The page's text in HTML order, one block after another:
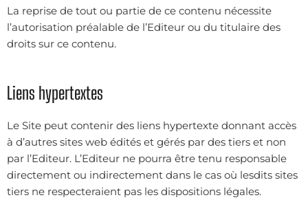
La reprise de tout ou partie de ce contenu nécessite
l’autorisation préalable de l’Editeur ou du titulaire des
droits sur ce contenu.
Liens hypertextes
Le Site peut contenir des liens hypertexte donnant accès
à d’autres sites web édités et gérés par des tiers et non
par l’Editeur. L’Editeur ne pourra être tenu responsable
directement ou indirectement dans le cas où lesdits sites
tiers ne respecteraient pas les dispositions légales.